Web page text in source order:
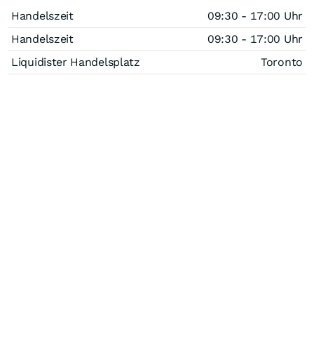
Handelszeit
09:30 - 17:00 Uhr
Handelszeit
09:30 - 17:00 Uhr
Liquidister Handelsplatz
Toronto